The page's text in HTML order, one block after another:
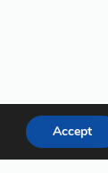
Accept